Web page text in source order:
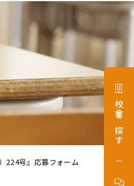
224号』応募フォーム
校舎を探す